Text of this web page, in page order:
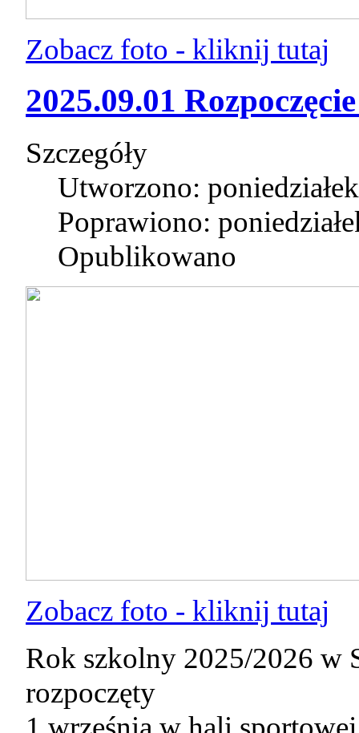
Zobacz foto - kliknij tutaj
2025.09.01
Szczegóły
Utworzono:
Poprawiono:
Opublikowano
Zobacz foto - kliknij tutaj
Rok szkolny 2025/2026 w
rozpoczęty